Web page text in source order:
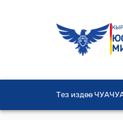
Тез издөө ЧУА